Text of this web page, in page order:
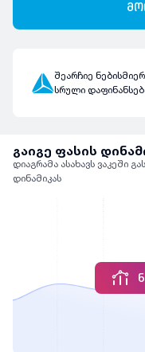
შეარჩიე
სრული
გაიგე ფასის
დიაგრამა ასახავს ვაკეში
დინამიკას